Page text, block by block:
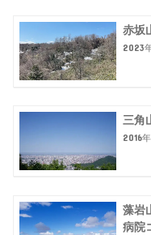
赤坂
2023
三角
2016
藻岩
病院